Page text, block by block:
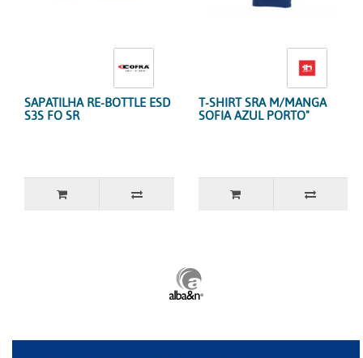
SAPATILHA RE-BOTTLE ESD
S3S FO SR
T-SHIRT SRA M/MANGA
SOFIA AZUL PORTO"